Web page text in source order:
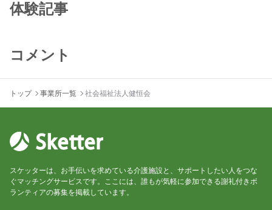
体験記事
コメント
トップ 事業所一覧 社会福祉法人健恒会
スケッターは、お手伝いを求めている介護施設と、サポートしたい人をつな
ぐマッチングサービスです。ここには、誰もが気軽に参加できる謝礼付きボ
ランティアの募集を掲載しています。